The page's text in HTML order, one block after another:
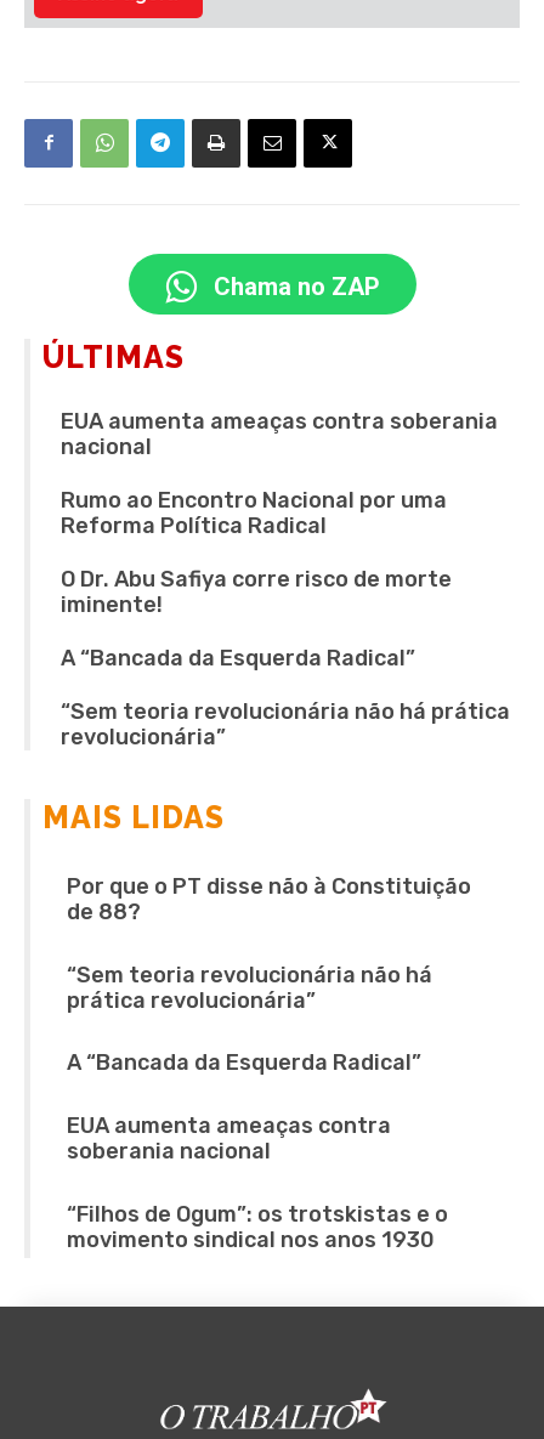
Chama no ZAP
ÚLTIMAS
EUA aumenta ameaças contra soberania
nacional
Rumo ao Encontro Nacional por uma
Reforma Política Radical
O Dr. Abu Safiya corre risco de morte
iminente!
A “Bancada da Esquerda Radical”
“Sem teoria revolucionária não há prática
revolucionária”
MAIS LIDAS
Por que o PT disse não à Constituição
de 88?
“Sem teoria revolucionária não há
prática revolucionária”
A “Bancada da Esquerda Radical”
EUA aumenta ameaças contra
soberania nacional
“Filhos de Ogum”: os trotskistas e o
movimento sindical nos anos 1930